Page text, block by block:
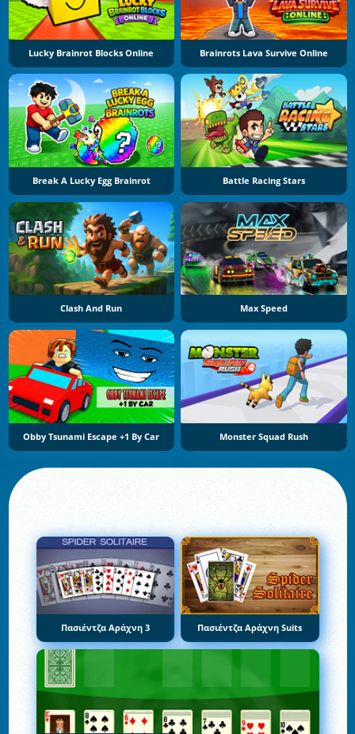
Lucky Brainrot Blocks Online Brainrots Lava Survive Online
Break A Lucky Egg Brainrot Battle Racing Stars
Clash And Run Max Speed
Obby Tsunami Escape +1 By Car Monster Squad Rush
Πασιέντζα Αράχνη 3 Πασιέντζα Αράχνη Suits